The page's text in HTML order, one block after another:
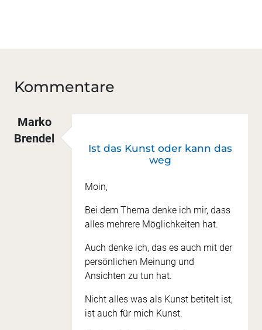
Kommentare
Marko
Brendel
Ist das Kunst oder kann das
weg
Moin,
Bei dem Thema denke ich mir, dass
alles mehrere Möglichkeiten hat.
Auch denke ich, das es auch mit der
persönlichen Meinung und
Ansichten zu tun hat.
Nicht alles was als Kunst betitelt ist,
ist auch für mich Kunst.